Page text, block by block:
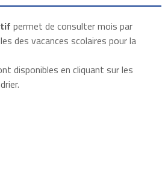
permet de consulter mois par
des vacances scolaires pour la
disponibles en cliquant sur les